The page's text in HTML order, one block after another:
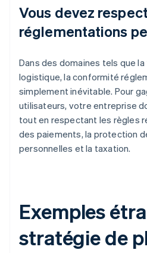
Vous devez
réglementations
Dans des domaines tels que
logistique, la conformité
simplement inévitable. Pour
utilisateurs, votre entreprise
tout en respectant les règles
des paiements, la protection
personnelles et la taxation.
Exemples
stratégie de